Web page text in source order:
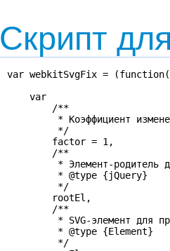
Скрипт
var webkitSvgFix =
    var
        /**
* Коэффициент
         */
        factor = 1,
        /**
* Элемент-родитель
         * @type {jQuery}
         */
        rootEl,
        /**
* SVG-элемент для
         * @type {Element}
         */